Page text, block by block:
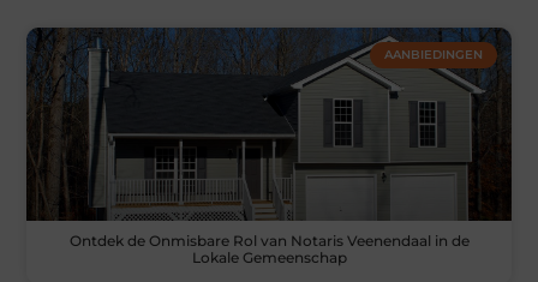
AANBIEDINGEN
Ontdek de Onmisbare Rol van Notaris Veenendaal in de
Lokale Gemeenschap